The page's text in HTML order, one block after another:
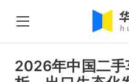
2026年中国二手